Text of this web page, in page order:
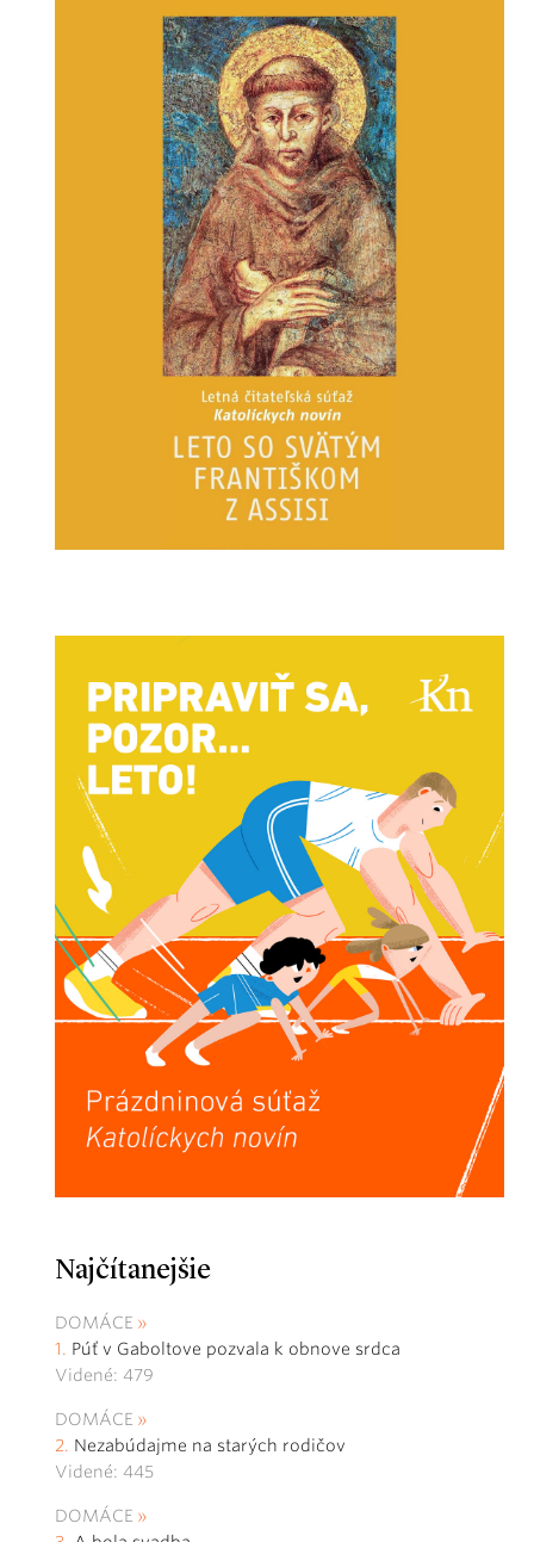
Najčítanejšie
DOMÁCE
Púť v Gaboltove pozvala k obnove srdca
Videné: 479
DOMÁCE
Nezabúdajme na starých rodičov
Videné: 445
DOMÁCE